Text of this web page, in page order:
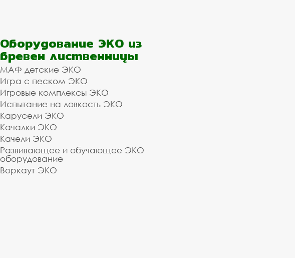
Оборудование ЭКО из
бревен лиственницы
МАФ детские ЭКО
Игра с песком ЭКО
Игровые комплексы ЭКО
Испытание на ловкость ЭКО
Карусели ЭКО
Качалки ЭКО
Качели ЭКО
Развивающее и обучающее ЭКО
оборудование
Воркаут ЭКО